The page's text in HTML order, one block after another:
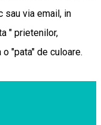
sau via email, in
" prietenilor,
"pata" de culoare.